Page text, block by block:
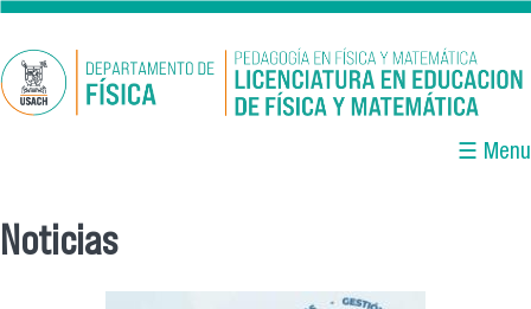
Pasar al contenido principal
☰ Menu
Noticias